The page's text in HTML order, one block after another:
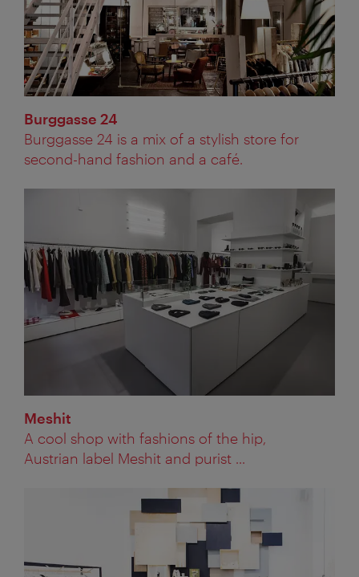
Burggasse 24
Burggasse 24 is a mix of a stylish store for
second-hand fashion and a café.
Meshit
A cool shop with fashions of the hip,
Austrian label Meshit and purist ...